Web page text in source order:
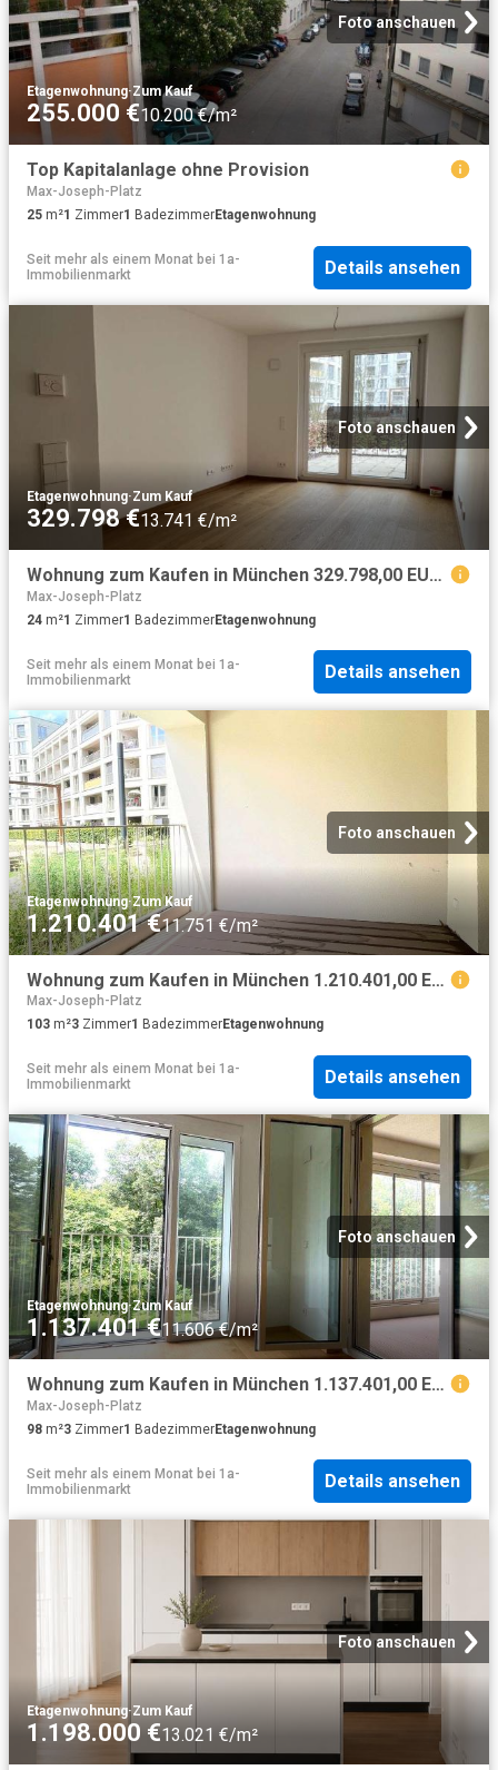
Foto anschauen
Etagenwohnung·Zum Kauf
255.000 €10.200 €/m²
Top Kapitalanlage ohne Provision
Max-Joseph-Platz
25 m²1 Zimmer1 BadezimmerEtagenwohnung
Seit mehr als einem Monat bei 1a-
Immobilienmarkt
Details ansehen
Foto anschauen
Etagenwohnung·Zum Kauf
329.798 €13.741 €/m²
Wohnung zum Kaufen in München 329.798,00 EUR 24.2 m²
Max-Joseph-Platz
24 m²1 Zimmer1 BadezimmerEtagenwohnung
Seit mehr als einem Monat bei 1a-
Immobilienmarkt
Details ansehen
Foto anschauen
Etagenwohnung·Zum Kauf
1.210.401 €11.751 €/m²
Wohnung zum Kaufen in München 1.210.401,00 EUR 103.6 m²
Max-Joseph-Platz
103 m²3 Zimmer1 BadezimmerEtagenwohnung
Seit mehr als einem Monat bei 1a-
Immobilienmarkt
Details ansehen
Foto anschauen
Etagenwohnung·Zum Kauf
1.137.401 €11.606 €/m²
Wohnung zum Kaufen in München 1.137.401,00 EUR 98.01 m²
Max-Joseph-Platz
98 m²3 Zimmer1 BadezimmerEtagenwohnung
Seit mehr als einem Monat bei 1a-
Immobilienmarkt
Details ansehen
Foto anschauen
Etagenwohnung·Zum Kauf
1.198.000 €13.021 €/m²